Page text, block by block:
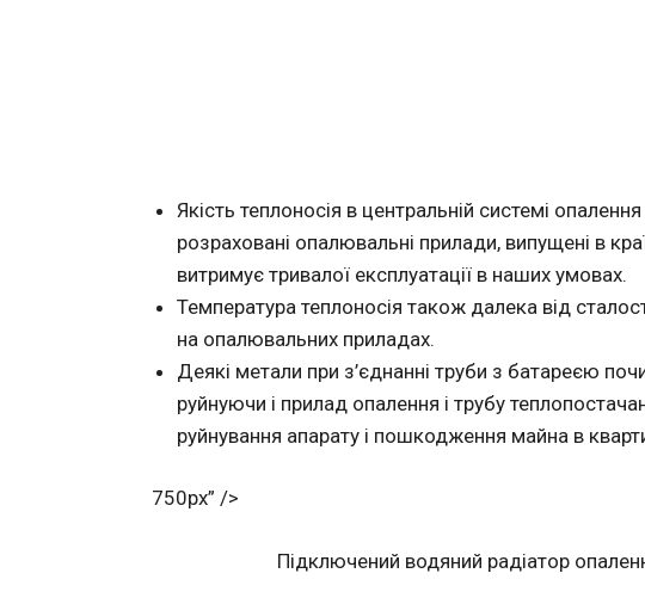
Якість теплоносія в центральній системі
розраховані опалювальні прилади, випущені в
витримує тривалої експлуатації в наших умовах.
Температура теплоносія також далека від
на опалювальних приладах.
Деякі метали при з’єднанні труби з батареєю
руйнуючи і прилад опалення і трубу
руйнування апарату і пошкодження майна в
750px” />
Підключений водяний радіатор